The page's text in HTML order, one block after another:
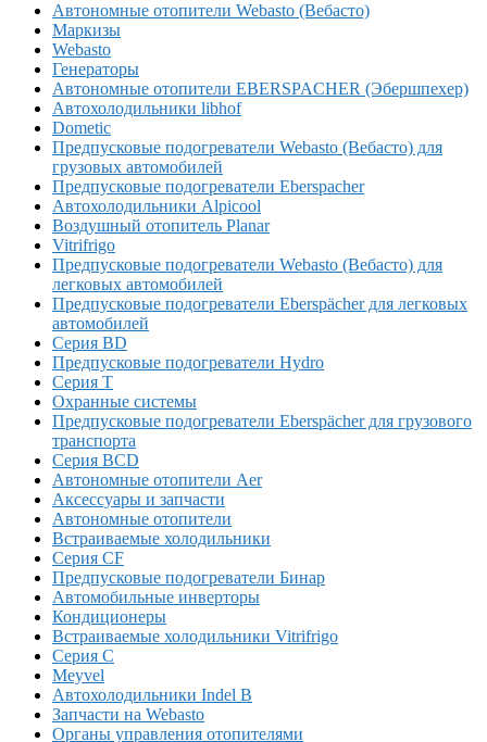
Автономные отопители Webasto (Вебасто)
Маркизы
Webasto
Генераторы
Автономные отопители EBERSPACHER (Эбершпехер)
Автохолодильники libhof
Dometic
Предпусковые подогреватели Webasto (Вебасто) для
грузовых автомобилей
Предпусковые подогреватели Eberspacher
Автохолодильники Alpicool
Воздушный отопитель Planar
Vitrifrigo
Предпусковые подогреватели Webasto (Вебасто) для
легковых автомобилей
Предпусковые подогреватели Eberspächer для легковых
автомобилей
Серия BD
Предпусковые подогреватели Hydro
Серия T
Охранные системы
Предпусковые подогреватели Eberspächer для грузового
транспорта
Серия BCD
Автономные отопители Аer
Аксессуары и запчасти
Автономные отопители
Встраиваемые холодильники
Серия CF
Предпусковые подогреватели Бинар
Автомобильные инверторы
Кондиционеры
Встраиваемые холодильники Vitrifrigo
Серия C
Meyvel
Автохолодильники Indel B
Запчасти на Webasto
Органы управления отопителями